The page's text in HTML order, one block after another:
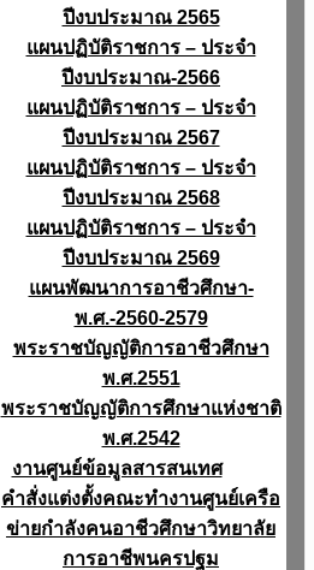
ปีงบประมาณ 2565
แผนปฏิบัติราชการ – ประจำ
ปีงบประมาณ-2566
แผนปฏิบัติราชการ – ประจำ
ปีงบประมาณ 2567
แผนปฏิบัติราชการ – ประจำ
ปีงบประมาณ 2568
แผนปฏิบัติราชการ – ประจำ
ปีงบประมาณ 2569
แผนพัฒนาการอาชีวศึกษา-
พ.ศ.-2560-2579
พระราชบัญญัติการอาชีวศึกษา
พ.ศ.2551
พระราชบัญญัติการศึกษาแห่งชาติ
พ.ศ.2542
งานศูนย์ข้อมูลสารสนเทศ
คำสั่งแต่งตั้งคณะทำงานศูนย์เครือ
ข่ายกำลังคนอาชีวศึกษาวิทยาลัย
การอาชีพนครปฐม